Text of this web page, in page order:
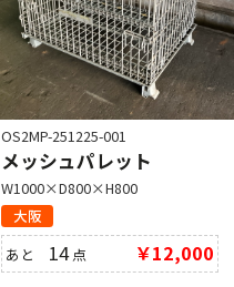
OS2MP-251225-001
メッシュパレット
W1000×D800×H800
大阪
あと 14点 ￥12,000